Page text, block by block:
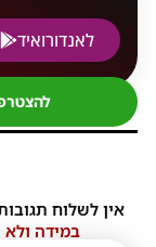
לאנדורואיד
אין לשלוח
במידה ולא